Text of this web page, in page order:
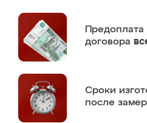
Предоплата
договора
Сроки
после